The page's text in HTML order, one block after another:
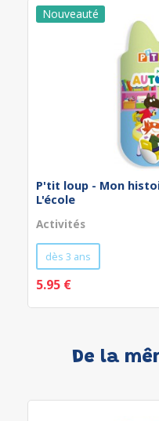
P'tit loup - Mon
L'école
Activités
dès 3 ans
5.95 €
De la